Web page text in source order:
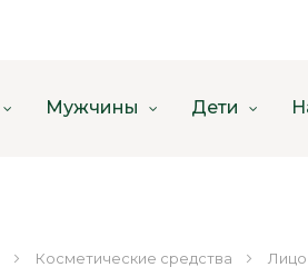
Мужчины Дети
Косметические средства Лицо